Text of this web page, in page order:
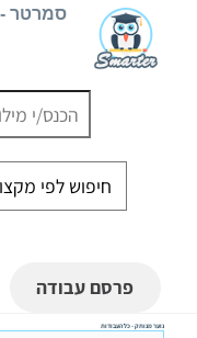
סמרטר -
פרסם עבודה
נוער מנותק - כל העבודות